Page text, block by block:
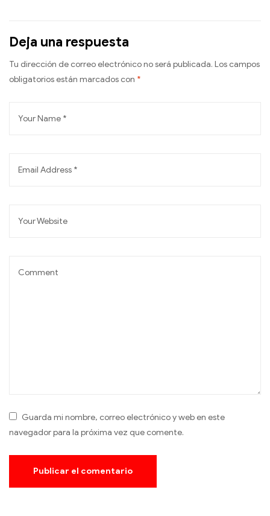
Deja una respuesta
Tu dirección de correo electrónico no será publicada. Los campos
obligatorios están marcados con *
Guarda mi nombre, correo electrónico y web en este
navegador para la próxima vez que comente.